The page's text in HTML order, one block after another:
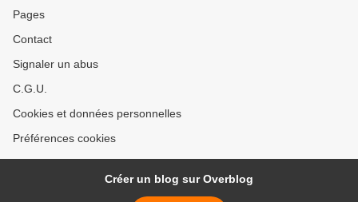
Pages
Contact
Signaler un abus
C.G.U.
Cookies et données personnelles
Préférences cookies
Créer un blog sur Overblog